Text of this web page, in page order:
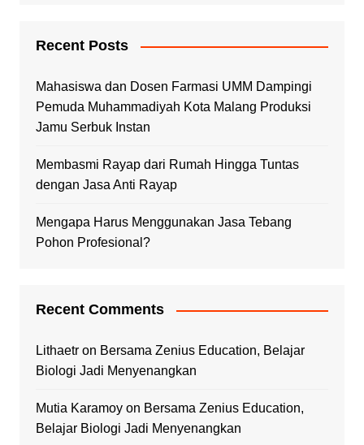
Recent Posts
Mahasiswa dan Dosen Farmasi UMM Dampingi
Pemuda Muhammadiyah Kota Malang Produksi
Jamu Serbuk Instan
Membasmi Rayap dari Rumah Hingga Tuntas
dengan Jasa Anti Rayap
Mengapa Harus Menggunakan Jasa Tebang
Pohon Profesional?
Recent Comments
Lithaetron Bersama Zenius Education, Belajar
Biologi Jadi Menyenangkan
Mutia Karamoyon Bersama Zenius Education,
Belajar Biologi Jadi Menyenangkan